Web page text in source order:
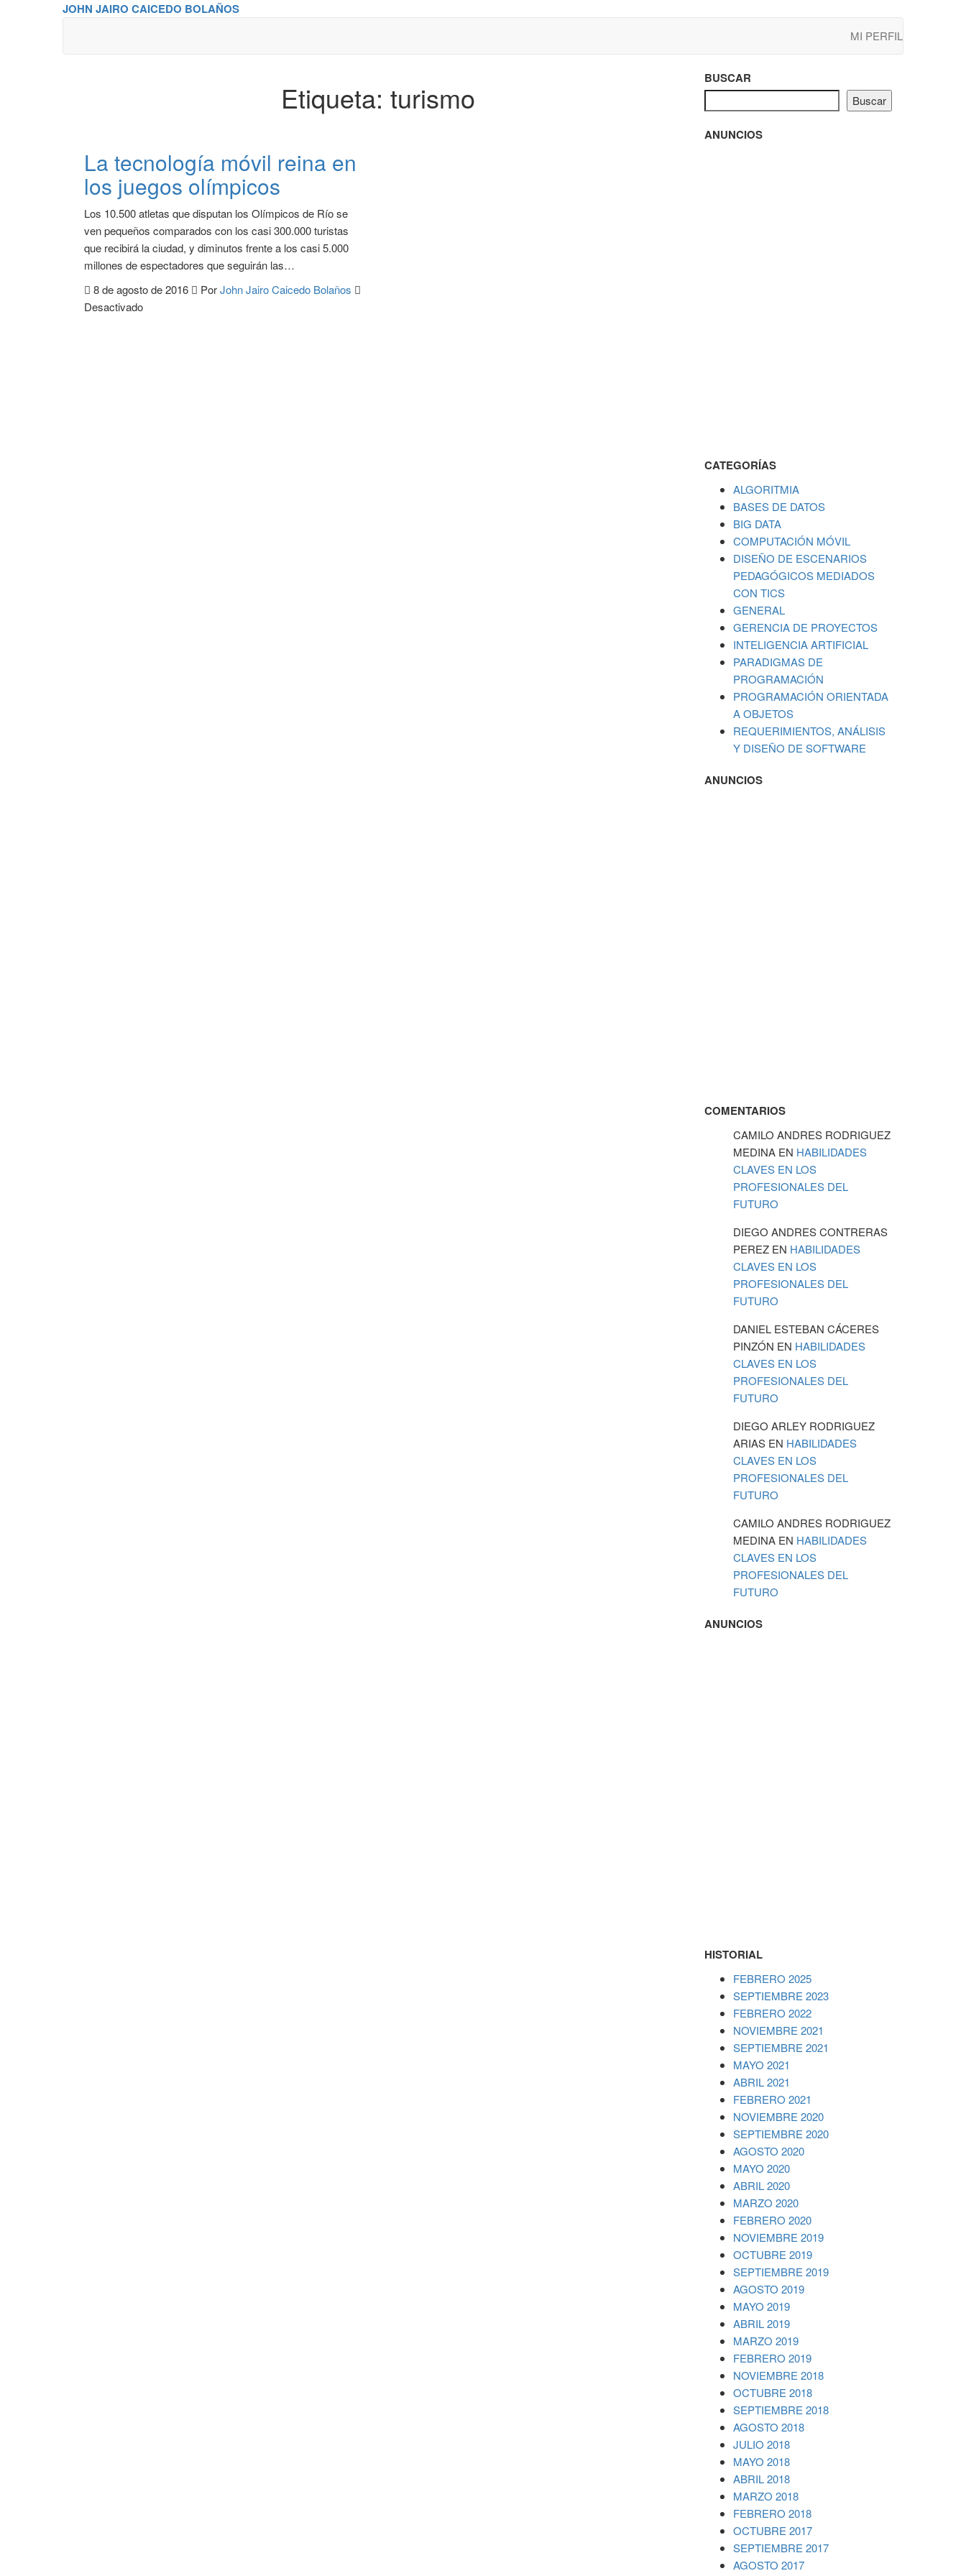
JOHN JAIRO CAICEDO BOLAÑOS
MI PERFIL
Etiqueta: turismo
La tecnología móvil reina en
los juegos olímpicos
Los 10.500 atletas que disputan los Olímpicos de Río se
ven pequeños comparados con los casi 300.000 turistas
que recibirá la ciudad, y diminutos frente a los casi 5.000
millones de espectadores que seguirán las…
8 de agosto de 2016
PorJohn Jairo Caicedo Bolaños
Desactivado
BUSCAR
Buscar
ANUNCIOS
CATEGORÍAS
ALGORITMIA
BASES DE DATOS
BIG DATA
COMPUTACIÓN MÓVIL
DISEÑO DE ESCENARIOS
PEDAGÓGICOS MEDIADOS
CON TICS
GENERAL
GERENCIA DE PROYECTOS
INTELIGENCIA ARTIFICIAL
PARADIGMAS DE
PROGRAMACIÓN
PROGRAMACIÓN ORIENTADA
A OBJETOS
REQUERIMIENTOS, ANÁLISIS
Y DISEÑO DE SOFTWARE
ANUNCIOS
COMENTARIOS
CAMILO ANDRES RODRIGUEZ
MEDINAEN HABILIDADES
CLAVES EN LOS
PROFESIONALES DEL
FUTURO
DIEGO ANDRES CONTRERAS
PEREZEN HABILIDADES
CLAVES EN LOS
PROFESIONALES DEL
FUTURO
DANIEL ESTEBAN CÁCERES
PINZÓN EN HABILIDADES
CLAVES EN LOS
PROFESIONALES DEL
FUTURO
DIEGO ARLEY RODRIGUEZ
ARIASEN HABILIDADES
CLAVES EN LOS
PROFESIONALES DEL
FUTURO
CAMILO ANDRES RODRIGUEZ
MEDINAEN HABILIDADES
CLAVES EN LOS
PROFESIONALES DEL
FUTURO
ANUNCIOS
HISTORIAL
FEBRERO 2025
SEPTIEMBRE 2023
FEBRERO 2022
NOVIEMBRE 2021
SEPTIEMBRE 2021
MAYO 2021
ABRIL 2021
FEBRERO 2021
NOVIEMBRE 2020
SEPTIEMBRE 2020
AGOSTO 2020
MAYO 2020
ABRIL 2020
MARZO 2020
FEBRERO 2020
NOVIEMBRE 2019
OCTUBRE 2019
SEPTIEMBRE 2019
AGOSTO 2019
MAYO 2019
ABRIL 2019
MARZO 2019
FEBRERO 2019
NOVIEMBRE 2018
OCTUBRE 2018
SEPTIEMBRE 2018
AGOSTO 2018
JULIO 2018
MAYO 2018
ABRIL 2018
MARZO 2018
FEBRERO 2018
OCTUBRE 2017
SEPTIEMBRE 2017
AGOSTO 2017